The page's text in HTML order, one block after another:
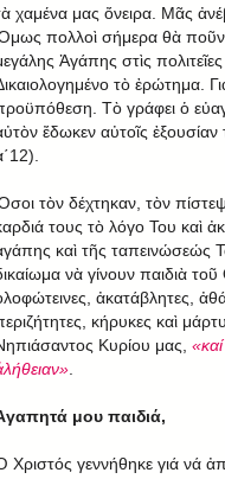
χαμένα μας ὄνειρα. Μᾶς
πολλοὶ σήμερα θὰ
Ἀγάπης στὶς
τὸ ἐρώτημα.
Τὸ γράφει ὁ
ἔδωκεν αὐτοῖς
τὸν δέχτηκαν, τὸν
τους τὸ λόγο Του καὶ
καὶ τῆς ταπεινώσεώς
νὰ γίνουν παιδιὰ
ἀκατάβλητες,
κήρυκες καὶ
Κυρίου μας,
μου παιδιά,
Χριστός γεννήθηκε γιά νά